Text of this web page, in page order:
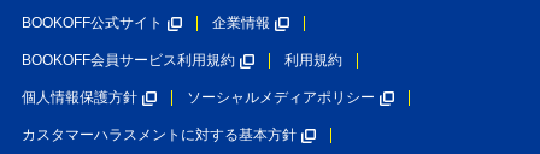
BOOKOFF公式サイト 企業情報
BOOKOFF会員サービス利用規約 利用規約
個人情報保護方針 ソーシャルメディアポリシー
カスタマーハラスメントに対する基本方針